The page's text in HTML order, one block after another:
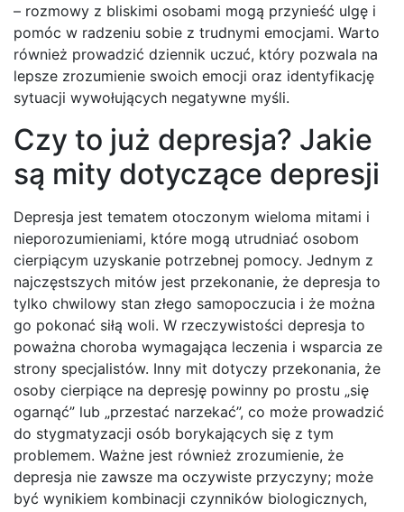
– rozmowy z bliskimi osobami mogą przynieść ulgę i
pomóc w radzeniu sobie z trudnymi emocjami. Warto
również prowadzić dziennik uczuć, który pozwala na
lepsze zrozumienie swoich emocji oraz identyfikację
sytuacji wywołujących negatywne myśli.
Czy to już depresja? Jakie
są mity dotyczące depresji
Depresja jest tematem otoczonym wieloma mitami i
nieporozumieniami, które mogą utrudniać osobom
cierpiącym uzyskanie potrzebnej pomocy. Jednym z
najczęstszych mitów jest przekonanie, że depresja to
tylko chwilowy stan złego samopoczucia i że można
go pokonać siłą woli. W rzeczywistości depresja to
poważna choroba wymagająca leczenia i wsparcia ze
strony specjalistów. Inny mit dotyczy przekonania, że
osoby cierpiące na depresję powinny po prostu „się
ogarnąć” lub „przestać narzekać”, co może prowadzić
do stygmatyzacji osób borykających się z tym
problemem. Ważne jest również zrozumienie, że
depresja nie zawsze ma oczywiste przyczyny; może
być wynikiem kombinacji czynników biologicznych,